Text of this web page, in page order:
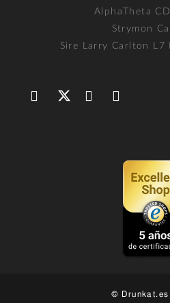
AlphaTheta
Strymon
Sire Larry Carlton L7
©